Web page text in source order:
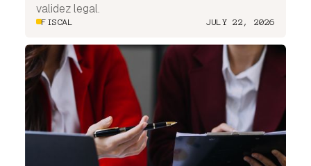
validez legal.
FISCAL JULY 22, 2026